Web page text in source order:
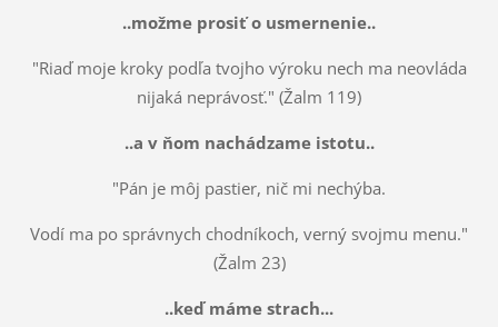
..možme prosiť o usmernenie..
"Riaď moje kroky podľa tvojho výroku nech ma neovláda
nijaká neprávosť." (Žalm 119)
..a v ňom nachádzame istotu..
"Pán je môj pastier, nič mi nechýba.
Vodí ma po správnych chodníkoch, verný svojmu menu."
(Žalm 23)
..keď máme strach...